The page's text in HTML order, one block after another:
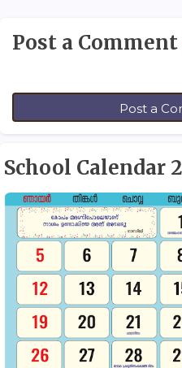
Post a Comment
Post a
School Calendar